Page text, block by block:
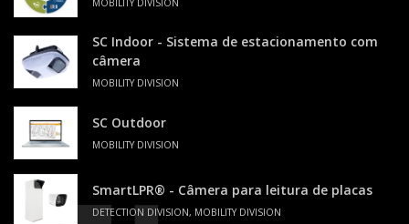
MOBILITY DIVISION
SC Indoor - Sistema de estacionamento com
câmera
MOBILITY DIVISION
SC Outdoor
MOBILITY DIVISION
SmartLPR® - Câmera para leitura de placas
DETECTION DIVISION, MOBILITY DIVISION